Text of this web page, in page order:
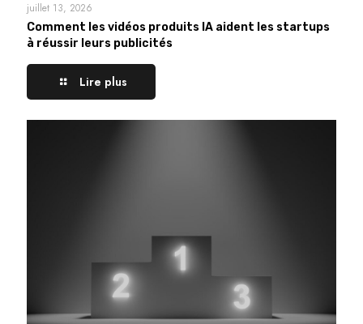
juillet 13, 2026
Comment les vidéos produits IA aident les startups
à réussir leurs publicités
Lire plus